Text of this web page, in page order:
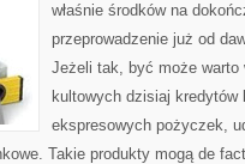
właśnie środków na
przeprowadzenie już od
Jeżeli tak, być może warto
kultowych dzisiaj
ekspresowych pożyczek,
Takie produkty mogą de